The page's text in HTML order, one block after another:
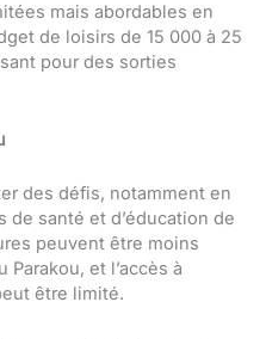
mais abordables en
de loisirs de 15 000 à 25
pour des sorties
des défis, notamment en
de santé et d’éducation de
peuvent être moins
et l’accès à
être limité.